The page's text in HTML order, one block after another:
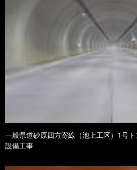
一般県道砂原四方寄線（池上工区）1号
設備工事